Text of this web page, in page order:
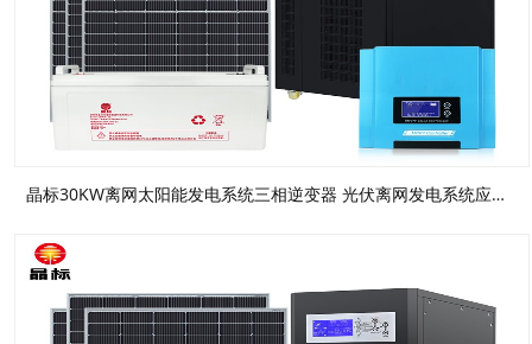
晶标30KW离网太阳能发电系统三相逆变器 光伏离网发电系统应急UPS电源